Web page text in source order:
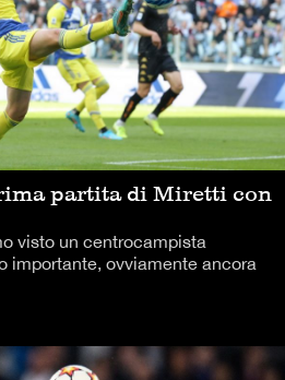
partita di Miretti con
visto un centrocampista
importante, ovviamente ancora